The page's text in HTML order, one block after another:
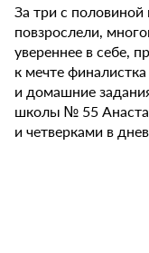
За три с
повзрослели,
увереннее в себе,
к мечте
и домашние
школы № 55
и четверками в